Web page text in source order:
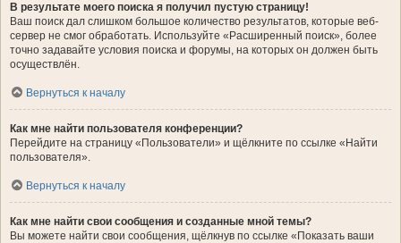
В результате моего поиска я получил пустую страницу!
Ваш поиск дал слишком большое количество результатов, которые веб-
сервер не смог обработать. Используйте «Расширенный поиск», более
точно задавайте условия поиска и форумы, на которых он должен быть
осуществлён.
Вернуться к началу
Как мне найти пользователя конференции?
Перейдите на страницу «Пользователи» и щёлкните по ссылке «Найти
пользователя».
Вернуться к началу
Как мне найти свои сообщения и созданные мной темы?
Вы можете найти свои сообщения, щёлкнув по ссылке «Показать ваши